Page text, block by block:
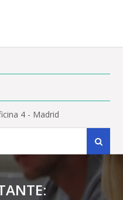
4 - Madrid
Search